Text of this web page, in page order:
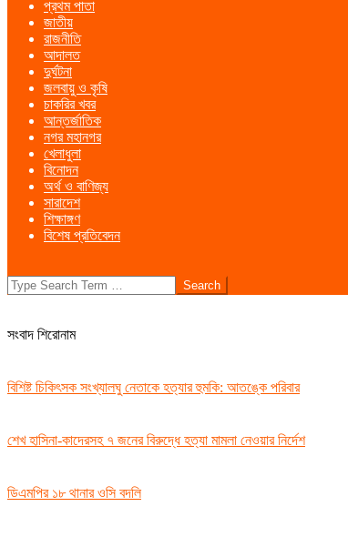
Menu
প্রথম পাতা
জাতীয়
রাজনীতি
আদালত
দুর্ঘটনা
জলবায়ু ও কৃষি
চাকরির খবর
আন্তর্জাতিক
নগর মহানগর
খেলাধুলা
বিনোদন
অর্থ ও বাণিজ্য
সারাদেশ
শিক্ষাঙ্গণ
বিশেষ প্রতিবেদন
Search
সংবাদ শিরোনাম
বিশিষ্ট চিকিৎসক সংখ্যালঘু নেতাকে হত্যার হুমকি: আতঙ্কে পরিবার
শেখ হাসিনা-কাদেরসহ ৭ জনের বিরুদ্ধে হত্যা মামলা নেওয়ার নির্দেশ
ডিএমপির ১৮ থানার ওসি বদলি